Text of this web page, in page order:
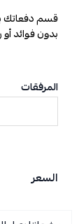
بدون فوائد
المرفقات
السعر